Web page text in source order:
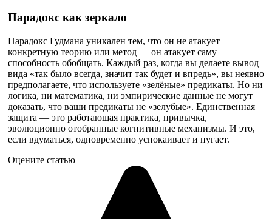
Парадокс как зеркало
Парадокс Гудмана уникален тем, что он не атакует
конкретную теорию или метод — он атакует саму
способность обобщать. Каждый раз, когда вы делаете вывод
вида «так было всегда, значит так будет и впредь», вы неявно
предполагаете, что используете «зелёные» предикаты. Но ни
логика, ни математика, ни эмпирические данные не могут
доказать, что ваши предикаты не «зелубые». Единственная
защита — это работающая практика, привычка,
эволюционно отобранные когнитивные механизмы. И это,
если вдуматься, одновременно успокаивает и пугает.
Оцените статью